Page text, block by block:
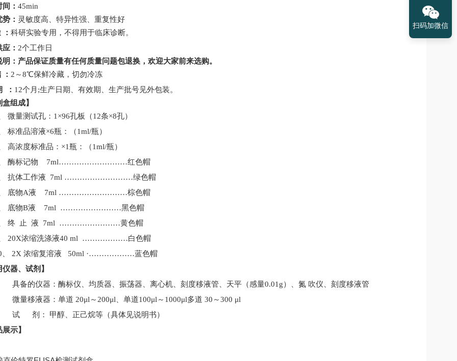
： 45min
： 灵敏度高、特异性强、重复性好
： 科研实验专用，不得用于临床诊断。
： 2个工作日
明：产品保证质量有任何质量问题包退换，欢迎大家前来选购。
： 2 ～8℃保鲜冷藏， 切勿冷冻
： 12个月 ;生产日期、有效期、生产批号见外包装。
盒组成】
微量测试孔： 1 ×96孔板（12条×8孔）
标准品溶液×6瓶：（1ml/瓶）
高浓度标准品： ×1瓶：（1ml/瓶）
酶标记物 7ml………………………红色帽
抗体工作液 7ml ………………………绿色帽
底物A液 7ml ………………………棕色帽
底物B液 7ml ……………………黑色帽
终 止 液 7ml ……………………黄色帽
20X浓缩洗涤液40 ml ………………白色帽
2X 浓缩复溶液 50ml ·………………蓝色帽
仪器、试剂 】
具备的仪器：酶标仪、均质器、振荡器、离心机、刻度移液管、天平（感量0.01g）、氮 吹仪、刻度移液管
微量移液器：单道 20μl ～ 200μl 、单道100μl ～ 1000μl多道 30 ～300 μl
试
剂： 甲醇、正己烷等（具体见说明书）
展示】
扫码加微信